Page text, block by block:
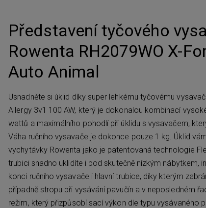
Představení tyčového
Rowenta RH2079WO X-
Auto Animal
Usnadněte si úklid díky super lehkému tyčovému
Allergy 3v1 100 AW, který je dokonalou kombinací
wattů a maximálního pohodlí při úklidu s vysavačem,
Váha ručního vysavače je dokonce pouze 1 kg. Úklid
vychytávky Rowenta jako je patentovaná technologie
trubici snadno uklidíte i pod skutečně nízkým nábytkem,
konci ručního vysavače i hlavní trubice, díky kterým
případně stropu při vysávání pavučín a v neposledném
režim, který přizpůsobí sací výkon dle typu vysávaného